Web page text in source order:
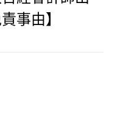
事由】